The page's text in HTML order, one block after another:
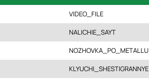
VIDEO_FILE
NALICHIE_SAYT
NOZHOVKA_PO_METALLU
KLYUCHI_SHESTIGRANNYE